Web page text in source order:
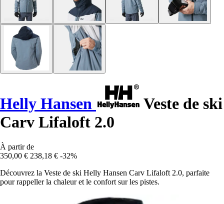
Helly Hansen
Veste de ski
Carv Lifaloft 2.0
À partir de
350,00 € 238,18 € -32%
Découvrez la Veste de ski Helly Hansen Carv Lifaloft 2.0, parfaite
pour rappeller la chaleur et le confort sur les pistes.